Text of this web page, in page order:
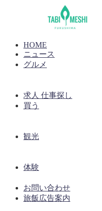
HOME
ニュース
グルメ
求人 仕事探し
買う
観光
体験
お問い合わせ
旅飯広告案内